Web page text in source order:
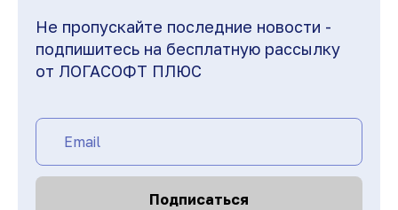
Не пропускайте последние новости -
подпишитесь на бесплатную рассылку
от ЛОГАСОФТ ПЛЮС
Подписаться